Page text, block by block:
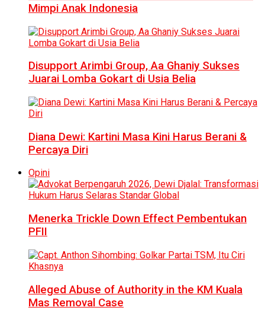
Mimpi Anak Indonesia
Disupport Arimbi Group, Aa Ghaniy Sukses
Juarai Lomba Gokart di Usia Belia
Diana Dewi: Kartini Masa Kini Harus Berani &
Percaya Diri
Opini
Menerka Trickle Down Effect Pembentukan
PFII
Alleged Abuse of Authority in the KM Kuala
Mas Removal Case